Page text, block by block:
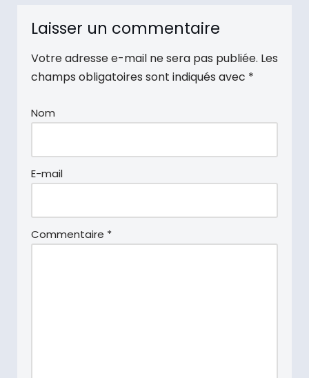
Laisser un commentaire
Votre adresse e-mail ne sera pas publiée. Les
champs obligatoires sont indiqués avec *
Nom
E-mail
Commentaire *